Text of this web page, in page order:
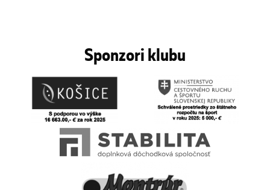
Sponzori klubu